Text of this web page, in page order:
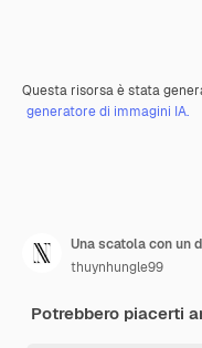
Questa risorsa è stata
generatore di immagini IA.
Una scatola con un
thuynhungle99
Potrebbero piacerti